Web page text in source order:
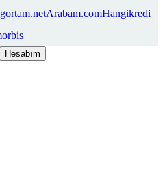
Arabam.comHangikredi
Hesabım